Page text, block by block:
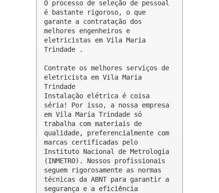
O processo de seleção de pessoal
é bastante rigoroso, o que
garante a contratação dos
melhores engenheiros e
eletricistas em Vila Maria
Trindade .
Contrate os melhores serviços de
eletricista em Vila Maria
Trindade
Instalação elétrica é coisa
séria! Por isso, a nossa empresa
em Vila Maria Trindade só
trabalha com materiais de
qualidade, preferencialmente com
marcas certificadas pelo
Instituto Nacional de Metrologia
(INMETRO). Nossos profissionais
seguem rigorosamente as normas
técnicas da ABNT para garantir a
segurança e a eficiência